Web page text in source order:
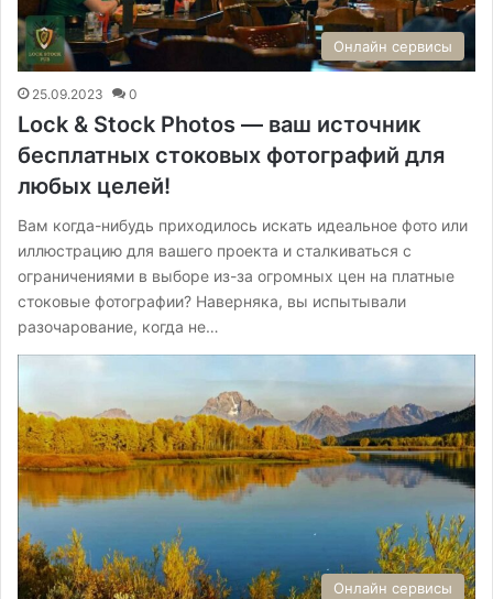
Онлайн сервисы
25.09.2023 0
Lock & Stock Photos — ваш источник
бесплатных стоковых фотографий для
любых целей!
Вам когда-нибудь приходилось искать идеальное фото или
иллюстрацию для вашего проекта и сталкиваться с
ограничениями в выборе из-за огромных цен на платные
стоковые фотографии? Наверняка, вы испытывали
разочарование, когда не…
Онлайн сервисы